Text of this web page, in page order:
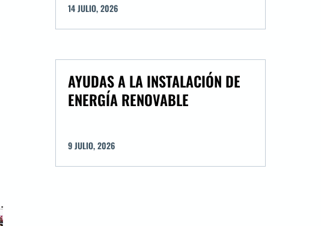
14 JULIO,2026
AYUDAS A LA INSTALACIÓN DE
ENERGÍA RENOVABLE
9 JULIO,2026